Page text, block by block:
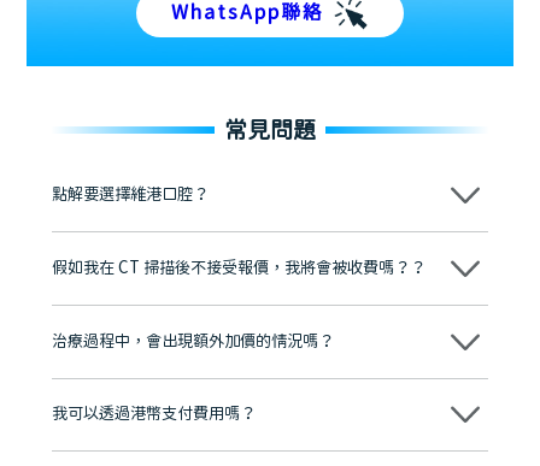
WhatsApp聯絡
常見問題
點解要選擇維港口腔？
維港口腔踐行「醫道濟世」的大學校訓，各分院匯聚來自香港、內地的
牌」、「2025香港企業領袖品牌」，是諾貝爾種植系統全球放心植牙中
至今已服務超過三十個國家和地區的顧客，受到粵港澳大灣區及周邊城
市市民極高的口碑評價及信任推薦 珠海、深圳設有八大分院，香港亦設
有咨詢及服務保障中心，有任何問題都可以隨時預約免費咨詢，讓人十
假如我在 CT 掃描後不接受報價，我將會被收費嗎？？
不會！只要未開始實際服務之前，你不會被收取任何費用。
治療過程中，會出現額外加價的情況嗎？
不會，治療前我們會詳細說明治療方案及對應的價錢，顧客同意並簽字
我可以透過港幣支付費用嗎？
可以。維港口腔會按照當日匯率轉算收取費用，而匯率會及時告知客人